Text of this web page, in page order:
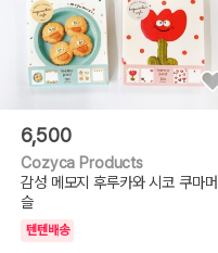
6,500
Cozyca Products
감성 메모지 후루카와 시코 쿠마머
슬
텐텐배송